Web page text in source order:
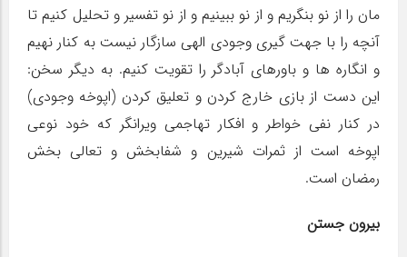
مان را از نو بنگریم و از نو ببینیم و از نو تفسیر و تحلیل کنیم تا
آنچه را با جهت گیری وجودی الهی سازگار نیست به کنار نهیم
و انگاره ها و باورهای آبادگر را تقویت کنیم. به دیگر سخن:
این دست از بازی خارج کردن و تعلیق کردن (اپوخه وجودی)
در کنار نفی خواطر و افکار تهاجمی ویرانگر که خود نوعی
اپوخه است از ثمرات شیرین و شفابخش و تعالی بخش
رمضان است.
بیرون جستن